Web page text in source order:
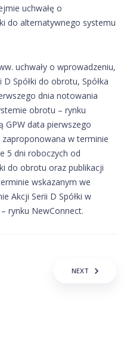
uchwałę o
do alternatywnego systemu
uchwały o wprowadzeniu,
Spółki do obrotu, Spółka
dnia notowania
obrotu – rynku
GPW data pierwszego
w terminie
5 dni roboczych od
do obrotu oraz publikacji
wskazanym we
Akcji Serii D Spółki w
rynku NewConnect.
NEXT